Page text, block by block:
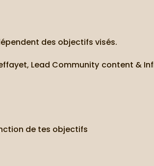
des objectifs visés.
Lead Community content &
de tes objectifs